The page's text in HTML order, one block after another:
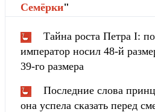
Cемёрки"
Тайна роста Петра I:
император носил 48-й
39-го размера
Последние слова
она успела сказать перед